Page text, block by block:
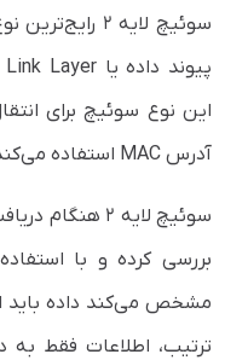
سوئیچ لایه ۲
آدرس MAC استفاده می‌کند.
مشخص می‌کند داده باید
ترتیب، اطلاعات فقط